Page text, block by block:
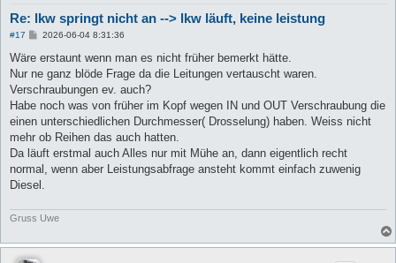
Re: lkw springt nicht an --> lkw läuft, keine leistung
#17
B
r
a
2026-06-04 8:31:36
Wäre erstaunt wenn man es nicht früher bemerkt hätte.
Nur ne ganz blöde Frage da die Leitungen vertauscht waren.
Verschraubungen ev. auch?
Habe noch was von früher im Kopf wegen IN und OUT Verschraubung die
einen unterschiedlichen Durchmesser( Drosselung) haben. Weiss nicht
mehr ob Reihen das auch hatten.
Da läuft erstmal auch Alles nur mit Mühe an, dann eigentlich recht
normal, wenn aber Leistungsabfrage ansteht kommt einfach zuwenig
Diesel.
Gruss Uwe